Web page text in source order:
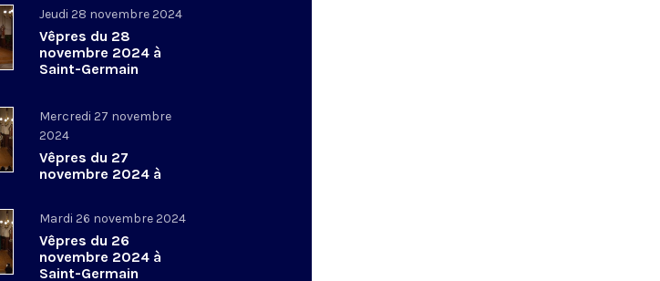
Jeudi 28 novembre 2024
Vêpres du 28
novembre 2024 à
Saint-Germain
Mercredi 27 novembre
2024
Vêpres du 27
novembre 2024 à
Mardi 26 novembre 2024
Vêpres du 26
novembre 2024 à
Saint-Germain